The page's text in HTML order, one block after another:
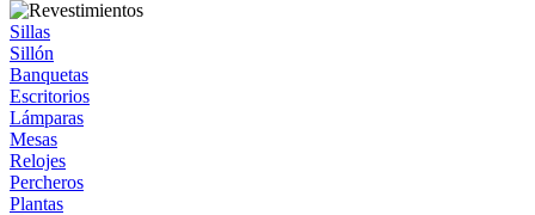
Sillas
Sillón
Banquetas
Escritorios
Lámparas
Mesas
Relojes
Percheros
Plantas